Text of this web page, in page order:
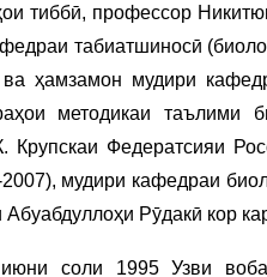
тиббӣ, профессор
табиатшиносӣ
ҳамзамон мудири
методикаи таълими
Крупскаи Федератсияи
мудири кафедраи
Рӯдакӣ кор
соли 1995 Узви